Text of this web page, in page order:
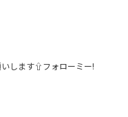
します⇧フォローミー!